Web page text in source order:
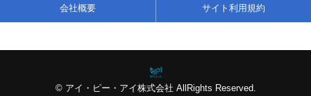
© アイ・ピー・アイ株式会社 AllRights Reserved.
会社概要 サイト利用規約